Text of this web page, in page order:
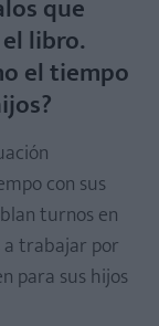
que
libro.
el tiempo
con sus
turnos en
a trabajar por
para sus hijos